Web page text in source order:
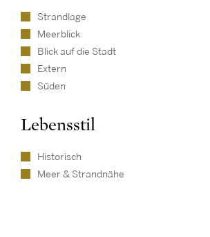
Strandlage
Meerblick
Blick auf die Stadt
Extern
Süden
Lebensstil
Historisch
Meer & Strandnähe